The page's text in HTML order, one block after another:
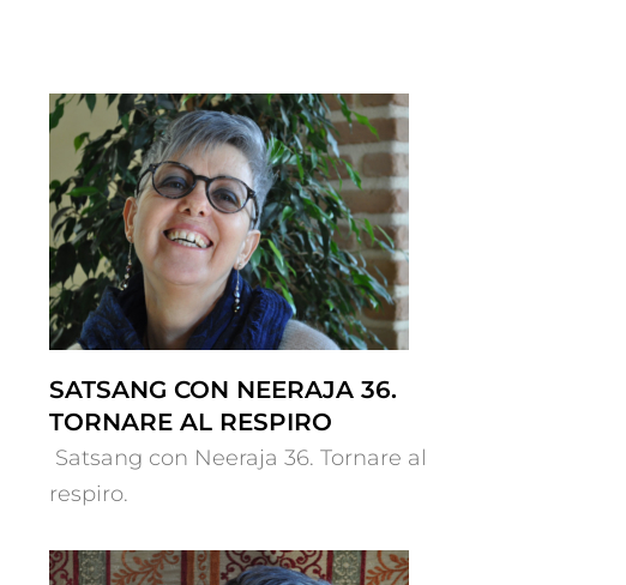
SATSANG CON NEERAJA 36.
TORNARE AL RESPIRO
Satsang con Neeraja 36. Tornare al
respiro.